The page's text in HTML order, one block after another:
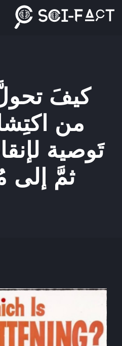
كيفَ
من
تَوصية
ثمَّ إلى